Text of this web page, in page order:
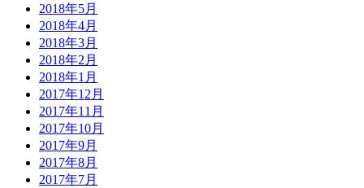
2018年5月
2018年4月
2018年3月
2018年2月
2018年1月
2017年12月
2017年11月
2017年10月
2017年9月
2017年8月
2017年7月